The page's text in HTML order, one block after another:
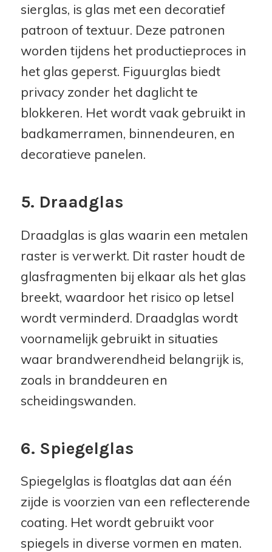
sierglas, is glas met een decoratief
patroon of textuur. Deze patronen
worden tijdens het productieproces in
het glas geperst. Figuurglas biedt
privacy zonder het daglicht te
blokkeren. Het wordt vaak gebruikt in
badkamerramen, binnendeuren, en
decoratieve panelen.
5. Draadglas
Draadglas is glas waarin een metalen
raster is verwerkt. Dit raster houdt de
glasfragmenten bij elkaar als het glas
breekt, waardoor het risico op letsel
wordt verminderd. Draadglas wordt
voornamelijk gebruikt in situaties
waar brandwerendheid belangrijk is,
zoals in branddeuren en
scheidingswanden.
6. Spiegelglas
Spiegelglas is floatglas dat aan één
zijde is voorzien van een reflecterende
coating. Het wordt gebruikt voor
spiegels in diverse vormen en maten.